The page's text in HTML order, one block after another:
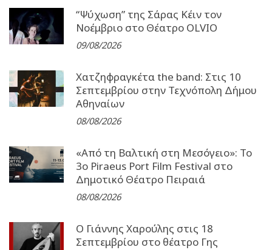
“Ψύχωση” της Σάρας Κέιν τον
Νοέμβριο στο Θέατρο OLVIO
09/08/2026
Χατζηφραγκέτα the band: Στις 10
Σεπτεμβρίου στην Τεχνόπολη Δήμου
Αθηναίων
08/08/2026
«Από τη Βαλτική στη Μεσόγειο»: Το
3o Piraeus Port Film Festival στο
Δημοτικό Θέατρο Πειραιά
08/08/2026
Ο Γιάννης Χαρούλης στις 18
Σεπτεμβρίου στο θέατρο Γης